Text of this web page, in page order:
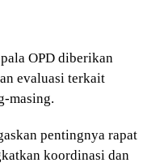
OPD diberikan
evaluasi terkait
masing.
pentingnya rapat
koordinasi dan